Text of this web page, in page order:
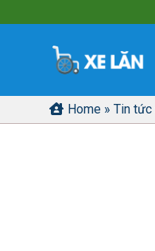
Home » Tin tức